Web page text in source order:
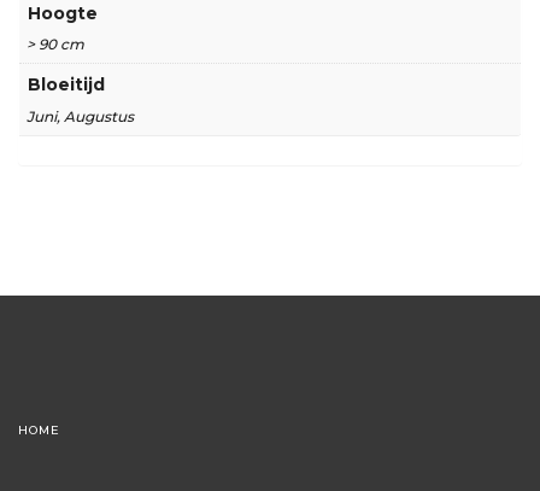
Hoogte
> 90 cm
Bloeitijd
Juni, Augustus
HOME